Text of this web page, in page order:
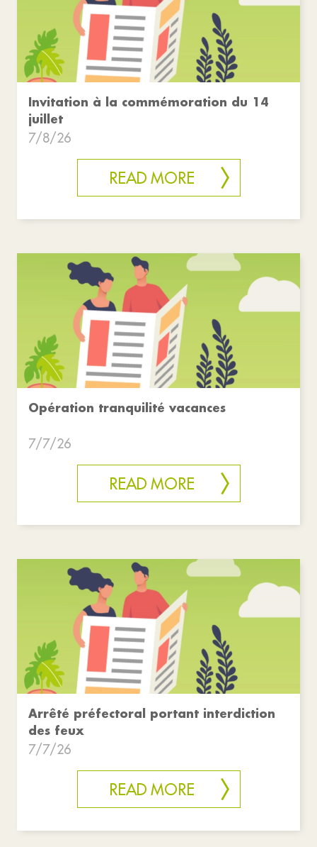
Invitation à la commémoration du 14
juillet
7/8/26
READ MORE
Opération tranquilité vacances
7/7/26
READ MORE
Arrêté préfectoral portant interdiction
des feux
7/7/26
READ MORE